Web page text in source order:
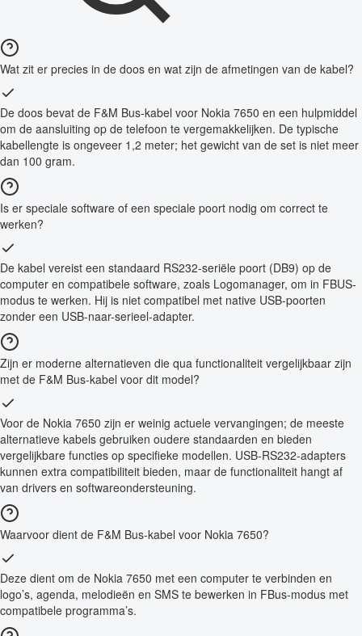
Wat zit er precies in de doos en wat zijn de afmetingen van de kabel?
De doos bevat de F&M Bus-kabel voor Nokia 7650 en een hulpmiddel
om de aansluiting op de telefoon te vergemakkelijken. De typische
kabellengte is ongeveer 1,2 meter; het gewicht van de set is niet meer
dan 100 gram.
Is er speciale software of een speciale poort nodig om correct te
werken?
De kabel vereist een standaard RS232-seriële poort (DB9) op de
computer en compatibele software, zoals Logomanager, om in FBUS-
modus te werken. Hij is niet compatibel met native USB-poorten
zonder een USB-naar-serieel-adapter.
Zijn er moderne alternatieven die qua functionaliteit vergelijkbaar zijn
met de F&M Bus-kabel voor dit model?
Voor de Nokia 7650 zijn er weinig actuele vervangingen; de meeste
alternatieve kabels gebruiken oudere standaarden en bieden
vergelijkbare functies op specifieke modellen. USB-RS232-adapters
kunnen extra compatibiliteit bieden, maar de functionaliteit hangt af
van drivers en softwareondersteuning.
Waarvoor dient de F&M Bus-kabel voor Nokia 7650?
Deze dient om de Nokia 7650 met een computer te verbinden en
logo’s, agenda, melodieën en SMS te bewerken in FBus-modus met
compatibele programma’s.